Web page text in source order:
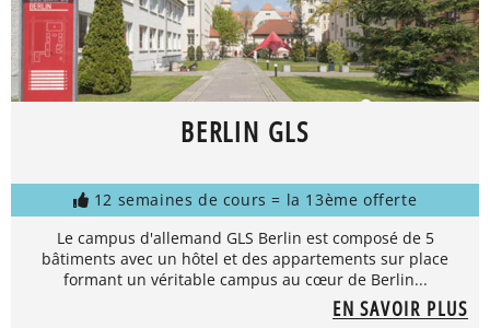
BERLIN GLS
12 semaines de cours = la 13ème offerte
Le campus d'allemand GLS Berlin est composé de 5
bâtiments avec un hôtel et des appartements sur place
formant un véritable campus au cœur de Berlin...
EN SAVOIR PLUS